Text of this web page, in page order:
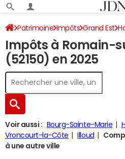
Patrimoine Impôts Grand Est
Romain-sur-Meuse Impôt sur le
Impôts à Romain-
(52150) en 2025
Voir aussi : Bourg-Sainte-Marie
Vroncourt-la-Côte
Illoud
à une autre ville